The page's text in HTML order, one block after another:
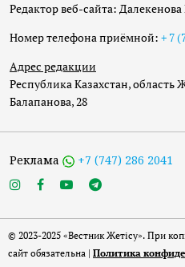
Редактор веб-сайта:
Номер телефона приёмной: + 7
Адрес редакции
Республика Казахстан, область
Балапанова, 28
Реклама +7 (747) 286 2041
© 2023-2025 «Вестник Жетісу». При
сайт обязательна | Политика